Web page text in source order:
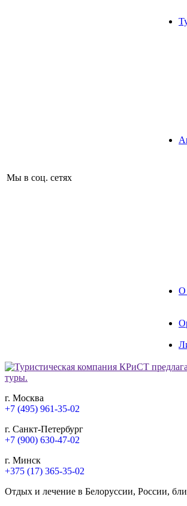
Мы в соц. сетях
О
г. Москва
+7 (495) 961-35-02
г. Санкт-Петербург
+7 (900) 630-47-02
г. Минск
+375 (17) 365-35-02
Отдых и лечение в Белоруссии, России,